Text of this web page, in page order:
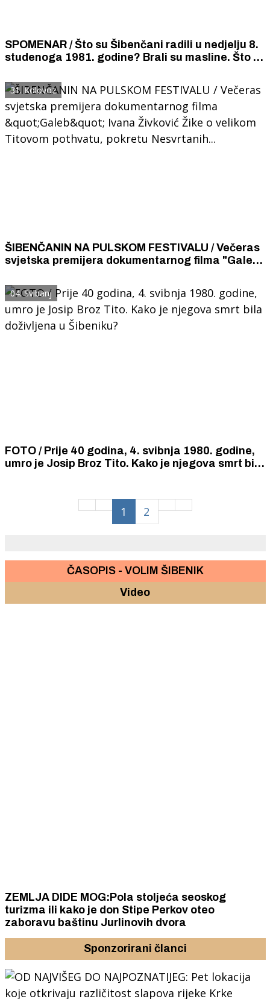
SPOMENAR / Što su Šibenčani radili u nedjelju 8.
studenoga 1981. godine? Brali su masline. Što bi
31. Kolovoz
ŠIBENČANIN NA PULSKOM FESTIVALU / Večeras
svjetska premijera dokumentarnog filma "Galeb"
pokretu Nesvrtanih...
04. Svibanj
FOTO / Prije 40 godina, 4. svibnja 1980. godine,
umro je Josip Broz Tito. Kako je njegova smrt bila
1 2
ČASOPIS - VOLIM ŠIBENIK
Video
ZEMLJA DIDE MOG:Pola stoljeća seoskog
turizma ili kako je don Stipe Perkov oteo
zaboravu baštinu Jurlinovih dvora
Sponzorirani članci